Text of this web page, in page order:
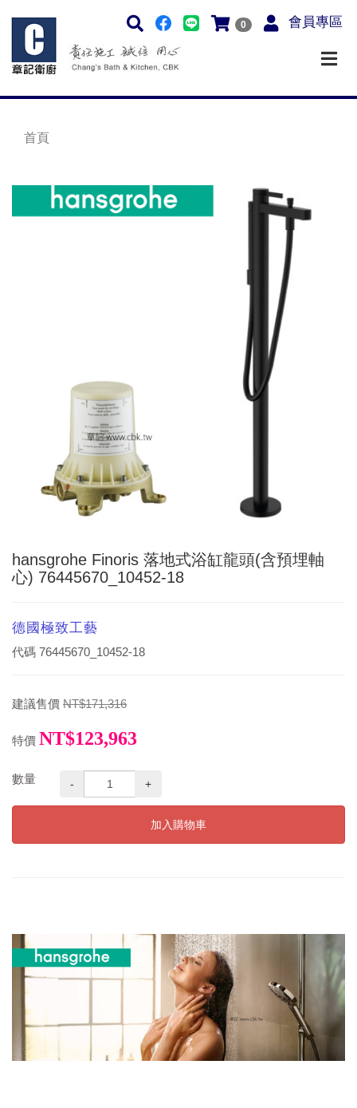
0 會員專區
首頁
hansgrohe Finoris 落地式浴缸龍頭(含預埋軸
心) 76445670_10452-18
德國極致工藝
代碼 76445670_10452-18
建議售價 NT$171,316
特價 NT$123,963
數量 - +
加入購物車